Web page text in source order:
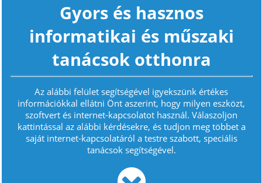
Gyors és hasznos
informatikai és műszaki
tanácsok otthonra
Az alábbi felület segítségével igyekszünk értékes
információkkal ellátni Önt aszerint, hogy milyen eszközt,
szoftvert és internet-kapcsolatot használ. Válaszoljon
kattintással az alábbi kérdésekre, és tudjon meg többet a
saját internet-kapcsolatáról a testre szabott, speciális
tanácsok segítségével.